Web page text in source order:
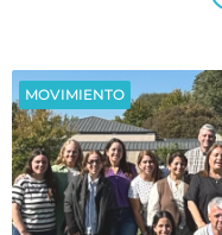
MOVIMIENTO